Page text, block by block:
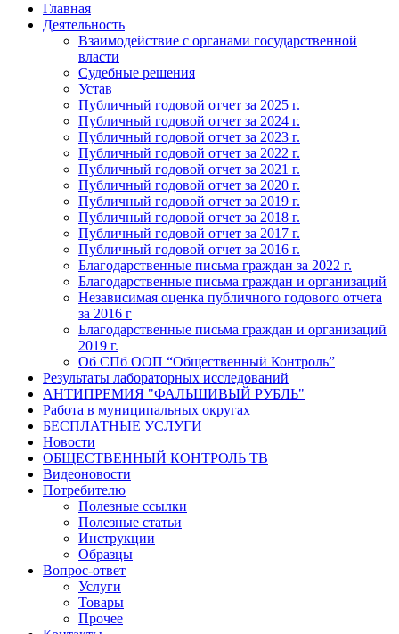
Главная
Деятельность
Взаимодействие с органами государственной
власти
Судебные решения
Устав
Публичный годовой отчет за 2025 г.
Публичный годовой отчет за 2024 г.
Публичный годовой отчет за 2023 г.
Публичный годовой отчет за 2022 г.
Публичный годовой отчет за 2021 г.
Публичный годовой отчет за 2020 г.
Публичный годовой отчет за 2019 г.
Публичный годовой отчет за 2018 г.
Публичный годовой отчет за 2017 г.
Публичный годовой отчет за 2016 г.
Благодарственные письма граждан за 2022 г.
Благодарственные письма граждан и организаций
Независимая оценка публичного годового отчета
за 2016 г
Благодарственные письма граждан и организаций
2019 г.
Об СПб ООП “Общественный Контроль”
Результаты лабораторных исследований
АНТИПРЕМИЯ "ФАЛЬШИВЫЙ РУБЛЬ"
Работа в муниципальных округах
БЕСПЛАТНЫЕ УСЛУГИ
Новости
ОБЩЕСТВЕННЫЙ КОНТРОЛЬ ТВ
Видеоновости
Потребителю
Полезные ссылки
Полезные статьи
Инструкции
Образцы
Вопрос-ответ
Услуги
Товары
Прочее